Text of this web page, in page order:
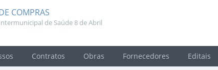
COMPRAS
de Saúde 8 de Abril
Contratos Obras Fornecedores Editais